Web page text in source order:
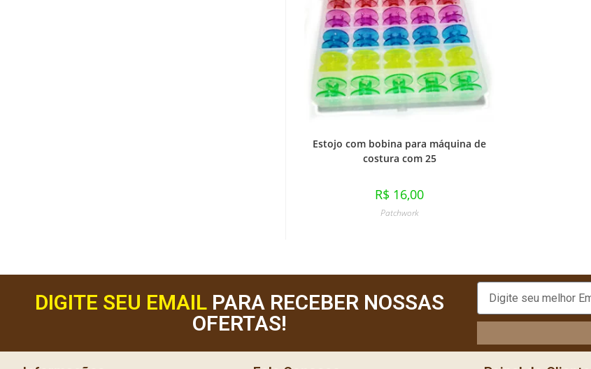
Estojo com bobina para máquina de
costura com 25
R$ 16,00
Patchwork
DIGITE SEU EMAILPARA RECEBER NOSSAS
OFERTAS!